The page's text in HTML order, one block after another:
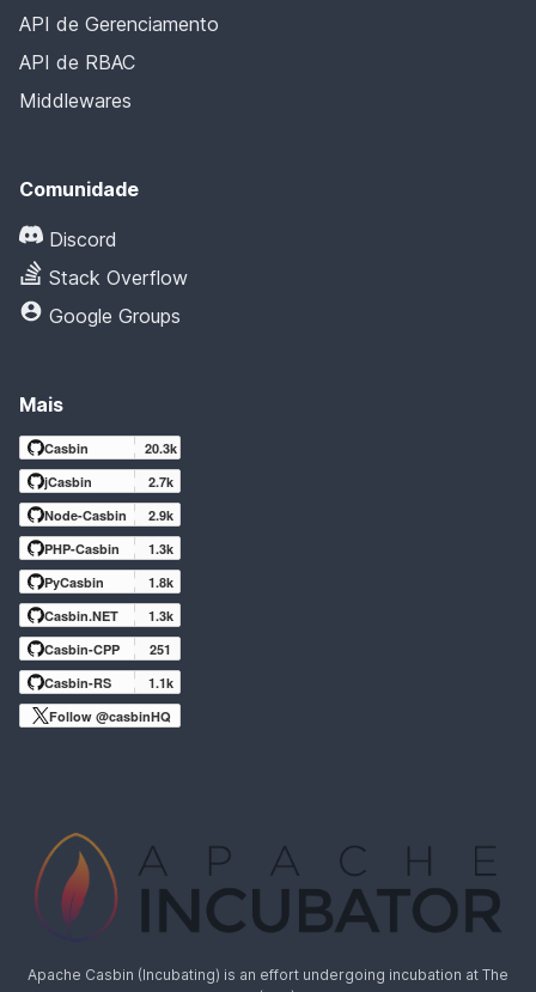
API de Gerenciamento
API de RBAC
Middlewares
Comunidade
Discord
Stack Overflow
Google Groups
Mais
Casbin
20.3k
jCasbin
2.7k
Node-Casbin
2.9k
PHP-Casbin
1.3k
PyCasbin
1.8k
Casbin.NET
1.3k
Casbin-CPP
251
Casbin-RS
1.1k
Follow @casbinHQ
Apache Casbin (Incubating) is an effort undergoing incubation at The